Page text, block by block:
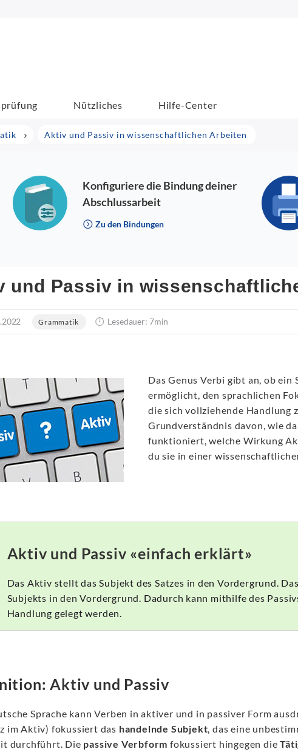
Nützliches Hilfe-Center
Aktiv und Passiv in wissenschaftlichen Arbeiten
Konfiguriere die Bindung deiner
Abschlussarbeit
Zu den Bindungen
und Passiv in
Grammatik Lesedauer: 7min
Das Genus Verbi gibt an, ob ein
ermöglicht, den sprachlichen
die sich vollziehende Handlung
Grundverständnis davon, wie
funktioniert, welche Wirkung
du sie in einer
Aktiv und Passiv «einfach erklärt»
Das Aktiv stellt das Subjekt des Satzes in den Vordergrund.
Subjekts in den Vordergrund. Dadurch kann mithilfe des
Handlung gelegt werden.
Aktiv und Passiv
Sprache kann Verben in aktiver und in passiver Form
im Aktiv) fokussiert das handelnde Subjekt , das eine
durchführt. Die passive Verbform fokussiert hingegen die